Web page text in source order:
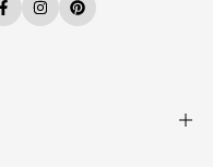
Facebook
InstagramPinterest